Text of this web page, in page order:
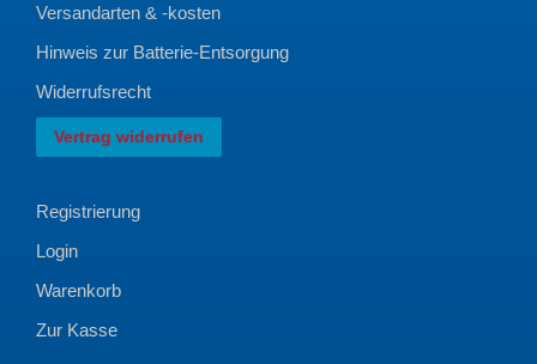
Versandarten & -kosten
Hinweis zur Batterie-Entsorgung
Widerrufsrecht
Vertrag widerrufen
Registrierung
Login
Warenkorb
Zur Kasse